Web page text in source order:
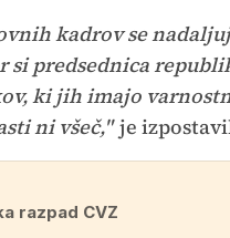
kadrov se
predsednica
ki jih imajo
ni všeč,"je
razpad CVZ